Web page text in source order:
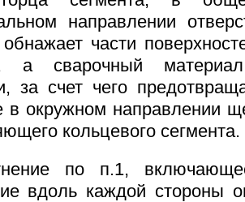
направлении
обнажает части
а сварочный
за счет чего
в окружном направлении
кольцевого сегмента.
по п.1,
вдоль каждой стороны